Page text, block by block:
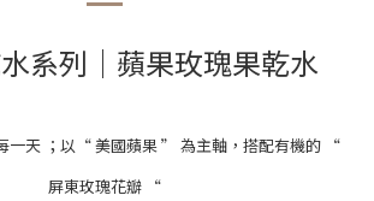
系列 │ 蘋果玫瑰果乾水
一天 ； 以 “ 美國蘋果 ” 為主軸， 搭配有機的 “
屏東玫瑰花瓣 “